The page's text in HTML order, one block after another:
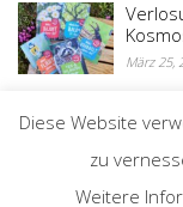
März 25,
Stolz
Diese Website
zu
Weitere